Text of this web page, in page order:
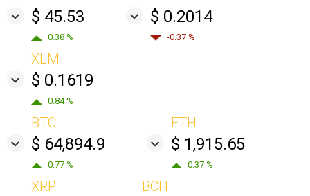
$ 45.53
0.38 %
$ 0.2014
-0.37 %
XLM
$ 0.1619
0.84 %
BTC
$ 64,894.9
0.77 %
ETH
$ 1,915.65
0.37 %
XRP BCH